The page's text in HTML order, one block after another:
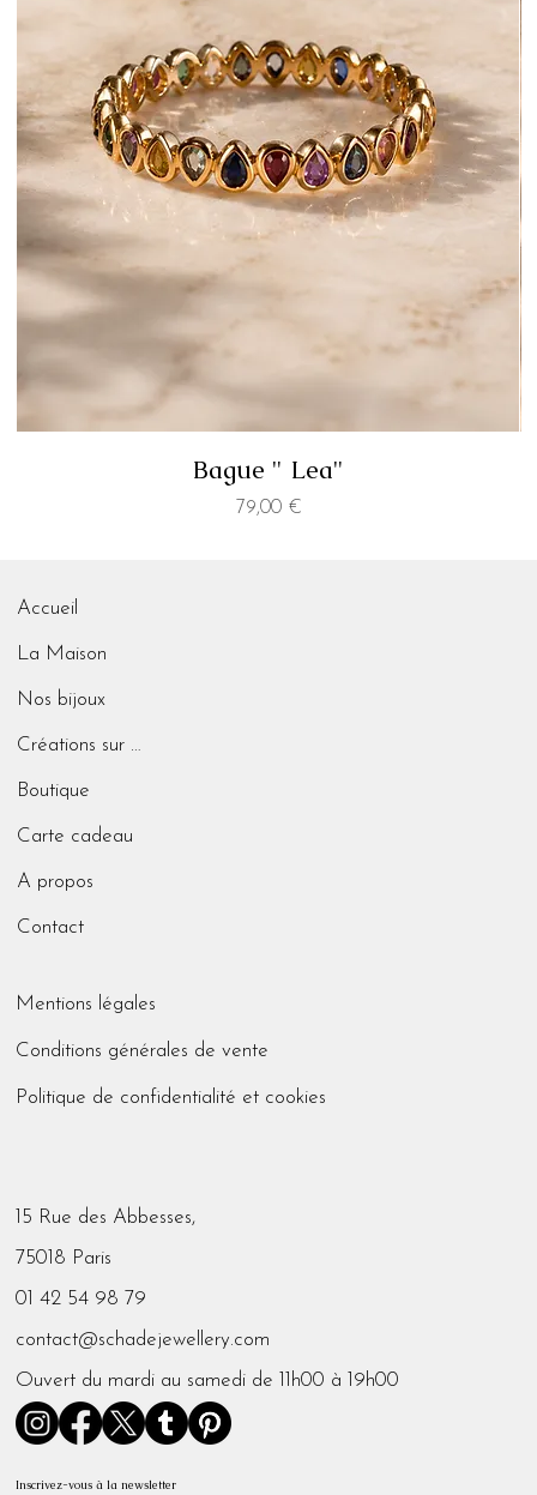
Bague " Lea"
Prix
79,00 €
Accueil
La Maison
Nos bijoux
Créations sur mesure
Boutique
Carte cadeau
A propos
Contact
Mentions légales
Conditions générales de vente
Politique de confidentialité et cookies
15 Rue des Abbesses,
75018 Paris
01 42 54 98 79
contact@schadejewellery.com
Ouvert du mardi au samedi de 11h00 à 19h00
Inscrivez-vous à la newsletter